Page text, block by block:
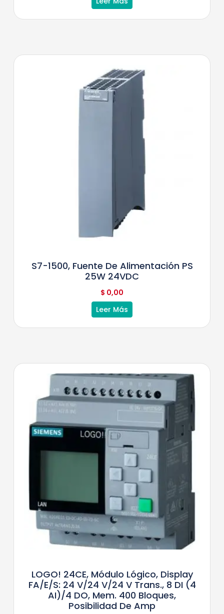
S7-1500, Fuente De Alimentación PS
25W 24VDC
$ 0,00
Leer Más
LOGO! 24CE, Módulo Lógico, Display
FA/E/S: 24 V/24 V/24 V Trans., 8 DI (4
AI)/4 DO, Mem. 400 Bloques,
Posibilidad De Amp